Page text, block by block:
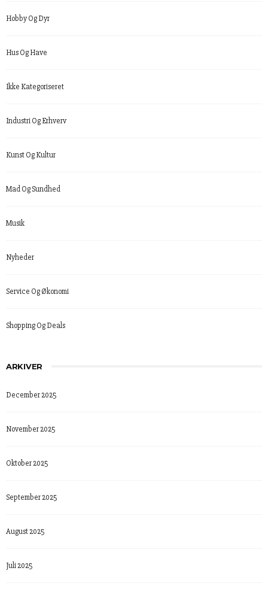
Hobby Og Dyr
Hus Og Have
Ikke Kategoriseret
Industri Og Erhverv
Kunst Og Kultur
Mad Og Sundhed
Musik
Nyheder
Service Og Økonomi
Shopping Og Deals
ARKIVER
December 2025
November 2025
Oktober 2025
September 2025
August 2025
Juli 2025